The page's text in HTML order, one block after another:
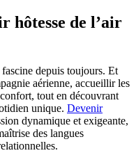
hôtesse de l’air
depuis toujours. Et
aérienne, accueillir les
tout en découvrant
unique. Devenir
dynamique et exigeante,
des langues